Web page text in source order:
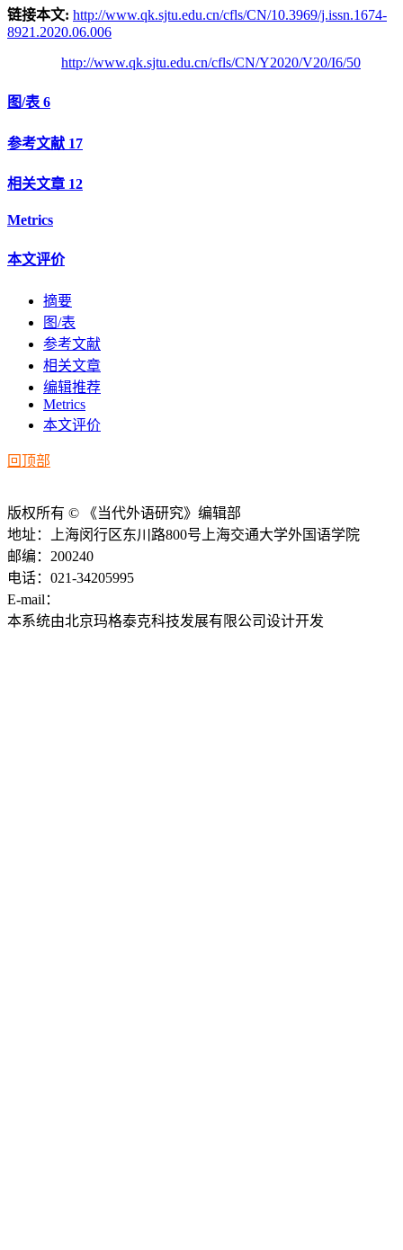
链接本文: http://www.qk.sjtu.edu.cn/cfls/CN/10.3969/j.issn.1674-
8921.2020.06.006
http://www.qk.sjtu.edu.cn/cfls/CN/Y2020/V20/I6/50
图/表 6
参考文献 17
相关文章 12
Metrics
本文评价
摘要
图/表
参考文献
相关文章
编辑推荐
Metrics
本文评价
回顶部
版权所有 © 《当代外语研究》编辑部
地址：上海闵行区东川路800号上海交通大学外国语学院
邮编：200240
电话：021-34205995
E-mail：
本系统由北京玛格泰克科技发展有限公司设计开发